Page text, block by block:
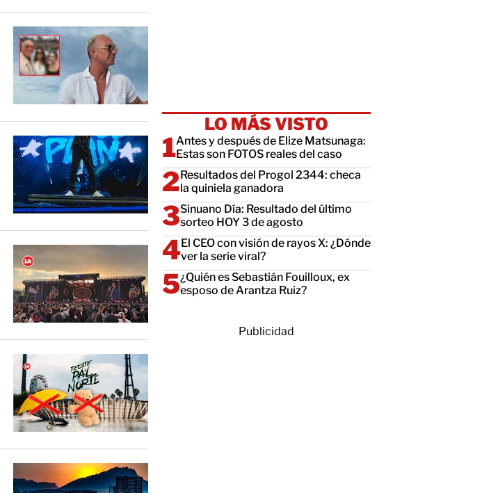
LO MÁS VISTO
Antes y después de Elize Matsunaga:
Estas son FOTOS reales del caso
Resultados del Progol 2344: checa
la quiniela ganadora
Sinuano Día: Resultado del último
sorteo HOY 3 de agosto
El CEO con visión de rayos X: ¿Dónde
ver la serie viral?
¿Quién es Sebastián Fouilloux, ex
esposo de Arantza Ruiz?
Publicidad